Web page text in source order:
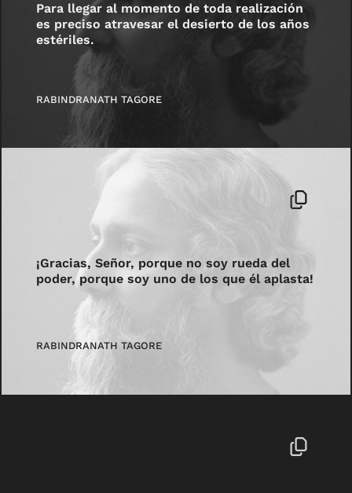
Para llegar al momento de toda realización
es preciso atravesar el desierto de los años
estériles.
RABINDRANATH TAGORE
¡Gracias, Señor, porque no soy rueda del
poder, porque soy uno de los que él aplasta!
RABINDRANATH TAGORE